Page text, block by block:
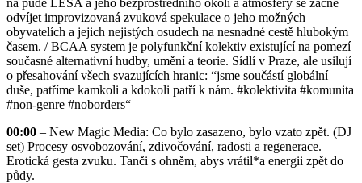
odvíjet improvizovaná zvuková spekulace o jeho možných
obyvatelích a jejich nejistých osudech na nesnadné cestě hlubokým
časem. / BCAA system je polyfunkční kolektiv existující na pomezí
současné alternativní hudby, umění a teorie. Sídlí v Praze, ale usilují
o přesahování všech svazujících hranic: “jsme součástí globální
duše, patříme kamkoli a kdokoli patří k nám. #kolektivita #komunita
#non-genre #noborders“
00:00 – New Magic Media: Co bylo zasazeno, bylo vzato zpět. (DJ
set) Procesy osvobozování, zdivočování, radosti a regenerace.
Erotická gesta zvuku. Tanči s ohněm, abys vrátil*a energii zpět do
půdy.